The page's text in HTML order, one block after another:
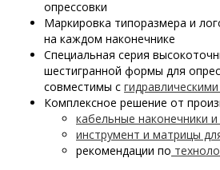
опрессовки
Маркировка типоразмера и
на каждом наконечнике
Специальная серия
шестигранной формы для
совместимы с
Комплексное решение от
кабельные наконечники и
инструмент и матрицы
рекомендации по